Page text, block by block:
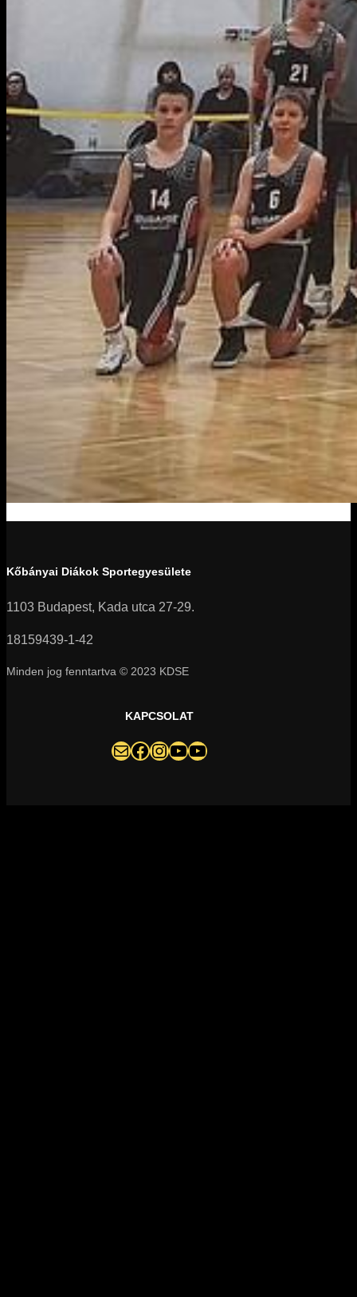
Kőbányai Diákok Sportegyesülete
1103 Budapest, Kada utca 27-29.
18159439-1-42
Minden jog fenntartva © 2023 KDSE
KAPCSOLAT
darazsak@darazsak.hu @kobanyaidarazsak @darazsak Kőbányai Darazsak csatorna Darazsak Online Basketball csatorna